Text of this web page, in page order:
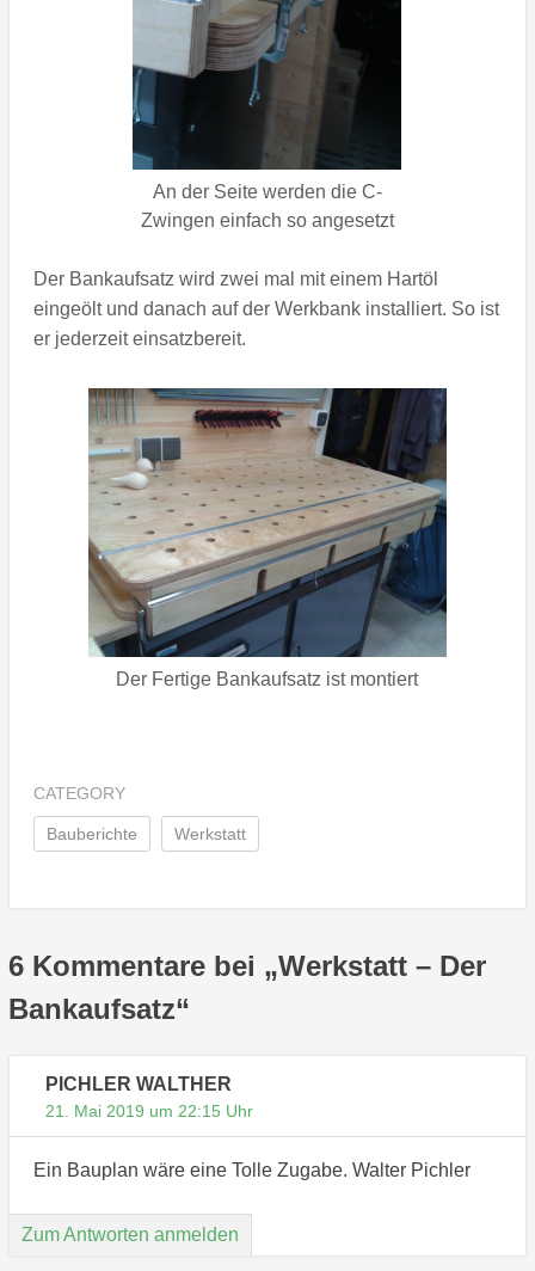
An der Seite werden die C-
Zwingen einfach so angesetzt
Der Bankaufsatz wird zwei mal mit einem Hartöl
eingeölt und danach auf der Werkbank installiert. So ist
er jederzeit einsatzbereit.
Der Fertige Bankaufsatz ist montiert
CATEGORY
Bauberichte Werkstatt
6 Kommentare bei „Werkstatt – Der
Bankaufsatz“
PICHLER WALTHER
21. Mai 2019 um 22:15 Uhr
Ein Bauplan wäre eine Tolle Zugabe. Walter Pichler
Zum Antworten anmelden